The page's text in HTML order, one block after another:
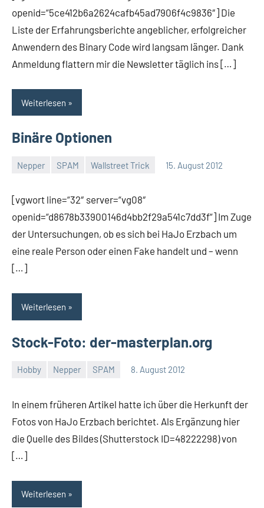
openid=“5ce412b6a2624cafb45ad7906f4c9836″] Die
Liste der Erfahrungsberichte angeblicher, erfolgreicher
Anwendern des Binary Code wird langsam länger. Dank
Anmeldung flattern mir die Newsletter täglich ins […]
Weiterlesen
Binäre Optionen
Nepper SPAM Wallstreet Trick 15. August 2012
Thomas
[vgwort line=“32″ server=“vg08″
openid=“d8678b33900146d4bb2f29a541c7dd3f“] Im Zuge
der Untersuchungen, ob es sich bei HaJo Erzbach um
eine reale Person oder einen Fake handelt und – wenn
[…]
Weiterlesen
Stock-Foto: der-masterplan.org
Hobby Nepper SPAM 8. August 2012
Thomas
In einem früheren Artikel hatte ich über die Herkunft der
Fotos von HaJo Erzbach berichtet. Als Ergänzung hier
die Quelle des Bildes (Shutterstock ID=48222298) von
[…]
Weiterlesen